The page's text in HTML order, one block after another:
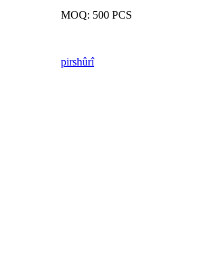
MOQ: 500 PCS
pirshûrî